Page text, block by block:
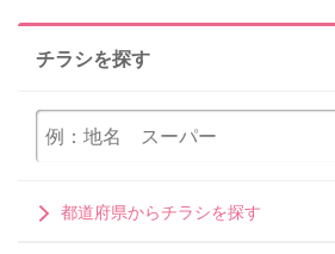
チラシを探す
都道府県からチラシを探す